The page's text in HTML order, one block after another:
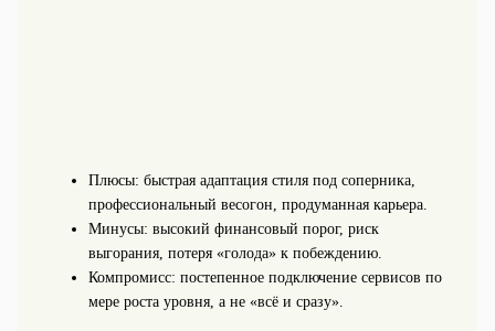
Плюсы: быстрая адаптация стиля под соперника,
профессиональный весогон, продуманная карьера.
Минусы: высокий финансовый порог, риск
выгорания, потеря «голода» к побеждению.
Компромисс: постепенное подключение сервисов по
мере роста уровня, а не «всё и сразу».